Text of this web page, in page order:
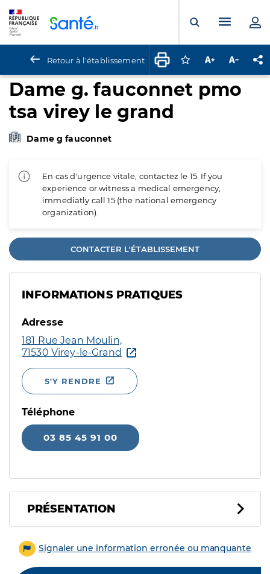
Ouvrir laMenu
Retour à l'établissement Connectez-vous
Augmenter la
Dame g. fauconnet pmo
tsa virey le grand
Dame g fauconnet
En cas d'urgence vitale, contactez le 15. If you
experience or witness a medical emergency,
immediatly call 15 (the national emergency
organization).
CONTACTER L'ÉTABLISSEMENT
INFORMATIONS PRATIQUES
Adresse
181 Rue Jean Moulin,
71530 Virey-le-Grand
S'Y RENDRE
Téléphone
03 85 45 91 00
PRÉSENTATION
Signaler une information erronée ou manquante